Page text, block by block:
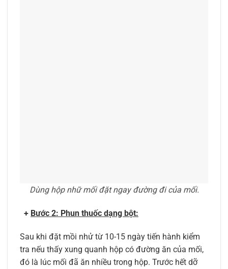
Dùng hộp nhữ mối đặt ngay đường đi của mối.
+ Bước 2: Phun thuốc dạng bột:
Sau khi đặt mồi nhử từ 10-15 ngày tiến hành kiểm
tra nếu thấy xung quanh hộp có đường ăn của mối,
đó là lúc mối đã ăn nhiều trong hộp. Trước hết dỡ